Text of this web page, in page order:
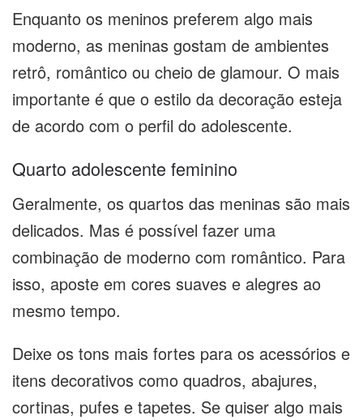
Enquanto os meninos preferem algo mais
moderno, as meninas gostam de ambientes
retrô, romântico ou cheio de glamour. O mais
importante é que o estilo da decoração esteja
de acordo com o perfil do adolescente.
Quarto adolescente feminino
Geralmente, os quartos das meninas são mais
delicados. Mas é possível fazer uma
combinação de moderno com romântico. Para
isso, aposte em cores suaves e alegres ao
mesmo tempo.
Deixe os tons mais fortes para os acessórios e
itens decorativos como quadros, abajures,
cortinas, pufes e tapetes. Se quiser algo mais